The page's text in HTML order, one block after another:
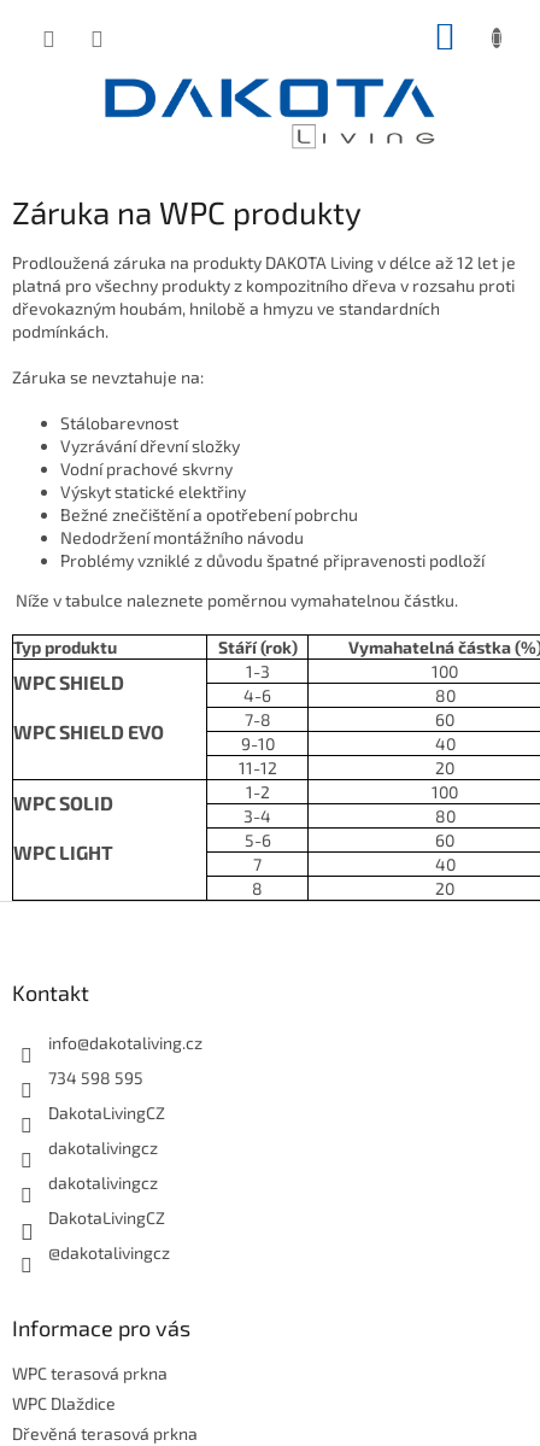
Záruka na WPC produkty
Prodloužená záruka na produkty DAKOTA Living v délce až 12 let je
platná pro všechny produkty z kompozitního dřeva v rozsahu proti
dřevokazným houbám, hnilobě a hmyzu ve standardních
podmínkách.
Záruka se nevztahuje na:
Stálobarevnost
Vyzrávání dřevní složky
Vodní prachové skvrny
Výskyt statické elektřiny
Bežné znečištění a opotřebení pobrchu
Nedodržení montážního návodu
Problémy vzniklé z důvodu špatné připravenosti podloží
Níže v tabulce naleznete poměrnou vymahatelnou částku.
Typ produktu Stáří (rok) Vymahatelná částka
WPC SHIELD
WPC SHIELD EVO
1-3
100
4-6
80
7-8
60
9-10
40
11-12
20
WPC SOLID
WPC LIGHT
1-2
100
3-4
80
5-6
60
7
40
8
20
Kontakt
info@dakotaliving.cz
734 598 595
DakotaLivingCZ
dakotalivingcz
dakotalivingcz
DakotaLivingCZ
@dakotalivingcz
Informace pro vás
WPC terasová prkna
WPC Dlaždice
Dřevěná terasová prkna